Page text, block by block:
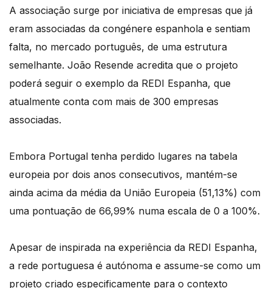
A associação surge por iniciativa de empresas que já
eram associadas da congénere espanhola e sentiam
falta, no mercado português, de uma estrutura
semelhante. João Resende acredita que o projeto
poderá seguir o exemplo da REDI Espanha, que
atualmente conta com mais de 300 empresas
associadas.
Embora Portugal tenha perdido lugares na tabela
europeia por dois anos consecutivos, mantém-se
ainda acima da média da União Europeia (51,13%) com
uma pontuação de 66,99% numa escala de 0 a 100%.
Apesar de inspirada na experiência da REDI Espanha,
a rede portuguesa é autónoma e assume-se como um
projeto criado especificamente para o contexto